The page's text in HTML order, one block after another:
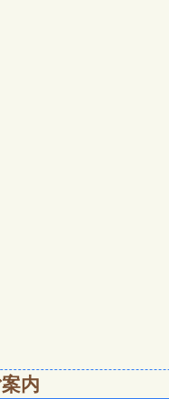
内